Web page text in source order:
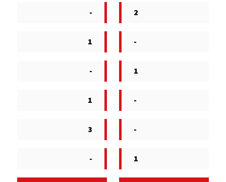
- 2
1 -
- 1
1 -
3 -
- 1